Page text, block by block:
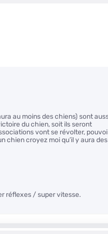
au moins des chiens) sont
du chien, soit ils seront
vont se révolter,
chien croyez moi qu’il y aura des
réflexes / super vitesse.